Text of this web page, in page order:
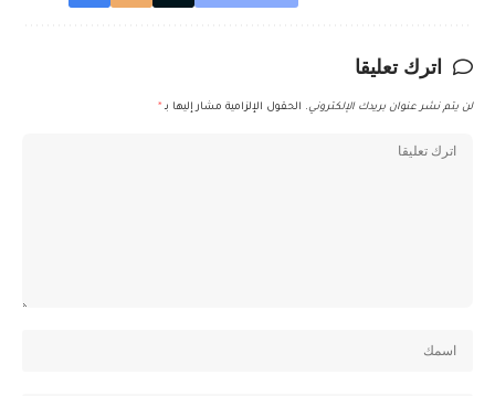
اترك تعليقا
لن يتم نشر عنوان بريدك الإلكتروني. الحقول الإلزامية مشار إليها بـ *